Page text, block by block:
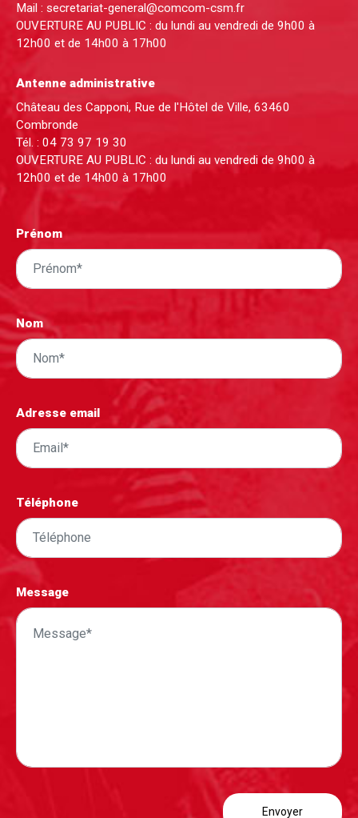
Mail : secretariat-general@comcom-csm.fr
OUVERTURE AU PUBLIC : du lundi au vendredi de 9h00 à
12h00 et de 14h00 à 17h00
Antenne administrative
Château des Capponi, Rue de l'Hôtel de Ville, 63460
Combronde
Tél. : 04 73 97 19 30
OUVERTURE AU PUBLIC : du lundi au vendredi de 9h00 à
12h00 et de 14h00 à 17h00
Prénom
Nom
Adresse email
Téléphone
Message